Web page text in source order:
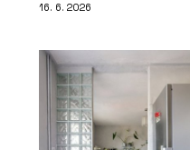
16. 6. 2026